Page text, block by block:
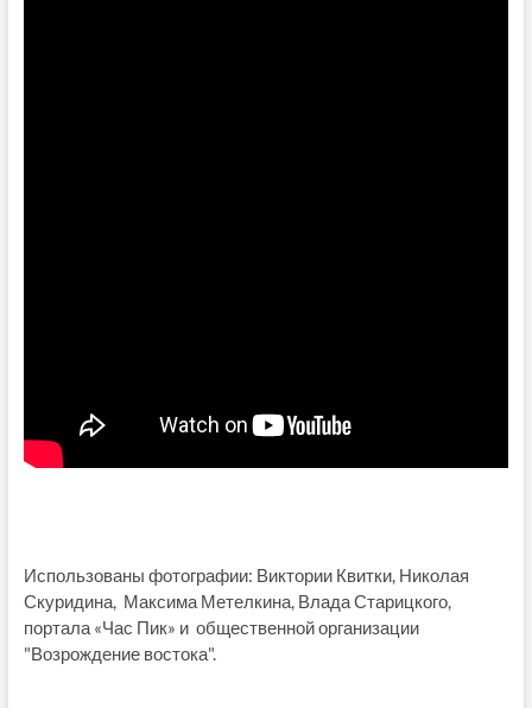
Использованы фотографии: Виктории Квитки, Николая
Скуридина, Максима Метелкина, Влада Старицкого,
портала «Час Пик» и общественной организации
"Возрождение востока".